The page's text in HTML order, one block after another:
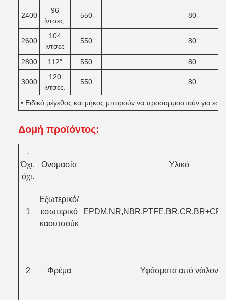
2400
96
ίντσες.
550 80
2600
104
ίντσες
550 80
2800 112" 550 80
3000
120
ίντσες.
550 80
• Ειδικό μέγεθος και μήκος μπορούν να προσαρμοστούν για
Δομή προϊόντος:
-
Όχι,
όχι.
Ονομασία Υλικό
1
Εξωτερικό/
εσωτερικό
καουτσούκ
2 Φρέμα Υφάσματα από νάιλον